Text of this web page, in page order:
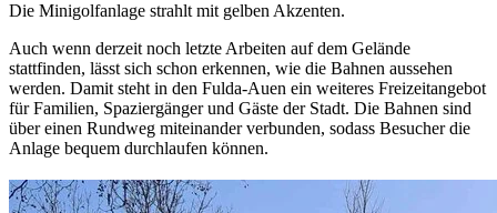
Die Minigolfanlage strahlt mit gelben Akzenten.
Auch wenn derzeit noch letzte Arbeiten auf dem Gelände
stattfinden, lässt sich schon erkennen, wie die Bahnen aussehen
werden. Damit steht in den Fulda-Auen ein weiteres Freizeitangebot
für Familien, Spaziergänger und Gäste der Stadt. Die Bahnen sind
über einen Rundweg miteinander verbunden, sodass Besucher die
Anlage bequem durchlaufen können.